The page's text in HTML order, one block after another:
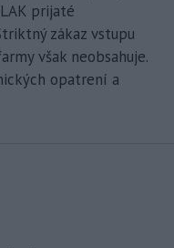
prijaté
zákaz vstupu
však neobsahuje.
opatrení a